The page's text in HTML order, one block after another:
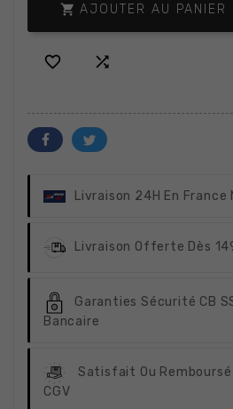
 AJOUTER AU PANIER
 
Livraison 24H En
Livraison Offerte Dès
Garanties Sécurité CB
Bancaire
Satisfait Ou Remboursé
CGV